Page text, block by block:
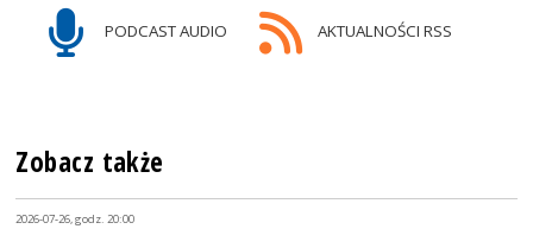
PODCAST AUDIO AKTUALNOŚCI RSS
Zobacz także
2026-07-26, godz. 20:00